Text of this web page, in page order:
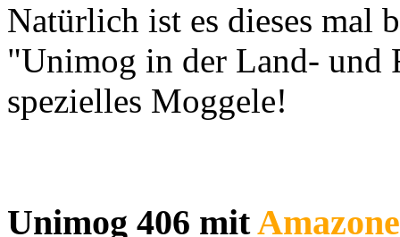
Natürlich ist es dieses mal
"Unimog in der Land- und
spezielles Moggele!
Unimog 406 mit